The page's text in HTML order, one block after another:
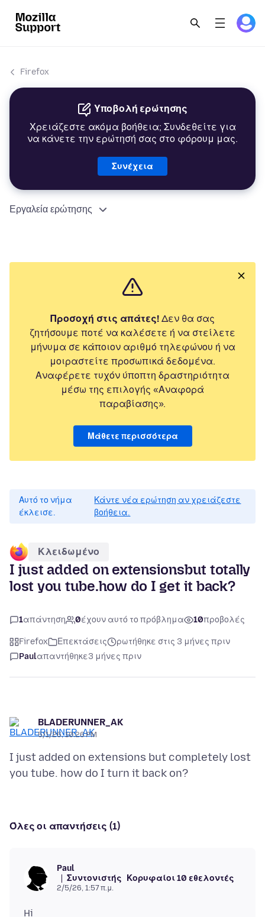
Firefox
Υποβολή ερώτησης
Χρειάζεστε ακόμα βοήθεια; Συνδεθείτε για
να κάνετε την ερώτησή σας στο φόρουμ μας.
Συνέχεια
Εργαλεία ερώτησης
Προσοχή στις απάτες! Δεν θα σας
ζητήσουμε ποτέ να καλέσετε ή να στείλετε
μήνυμα σε κάποιον αριθμό τηλεφώνου ή να
μοιραστείτε προσωπικά δεδομένα.
Αναφέρετε τυχόν ύποπτη δραστηριότητα
μέσω της επιλογής «Αναφορά
παραβίασης».
Μάθετε περισσότερα
Αυτό το νήμα
έκλεισε.
Κάντε νέα ερώτηση αν χρειάζεστε
βοήθεια.
Κλειδωμένο
I just added on extensionsbut totally
lost you tube.how do I get it back?
1απάντηση 0έχουν αυτό το πρόβλημα 10προβολές
Firefox Επεκτάσεις
ρωτήθηκε στις 3 μήνες πριν
Paulαπαντήθηκε3 μήνες πριν
BLADERUNNER_AK
5/1/26, 10:26 PM
I just added on extensions but completely lost
Όλες οι απαντήσεις (1)
Paul
Συντονιστής
Κορυφαίοι 10 εθελοντές
2/5/26, 1:57 π.μ.